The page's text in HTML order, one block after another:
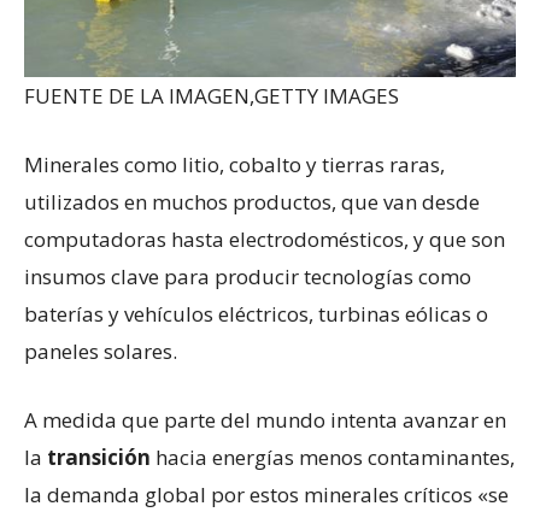
FUENTE DE LA IMAGEN,GETTY IMAGES
Minerales como litio, cobalto y tierras raras,
utilizados en muchos productos, que van desde
computadoras hasta electrodomésticos, y que son
insumos clave para producir tecnologías como
baterías y vehículos eléctricos, turbinas eólicas o
paneles solares.
A medida que parte del mundo intenta avanzar en
la transición hacia energías menos contaminantes,
la demanda global por estos minerales críticos «se